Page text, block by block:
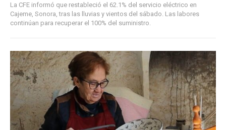
La CFE informó que restableció el 62.1% del servicio eléctrico en
Cajeme, Sonora, tras las lluvias y vientos del sábado. Las labores
continúan para recuperar el 100% del suministro.